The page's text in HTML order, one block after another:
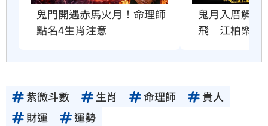
鬼門開遇赤馬火月！命理師
點名4生肖注意
鬼月入厝觸禁
飛　江柏樂曝
紫微斗數 生肖 命理師
貴人
財運
運勢